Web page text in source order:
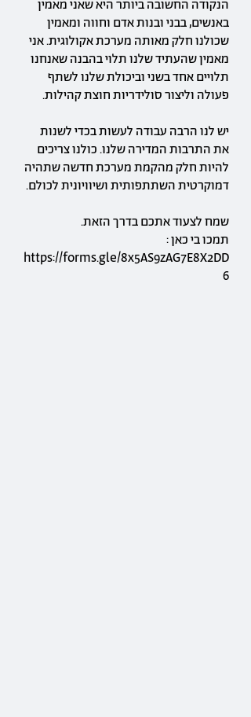
הנקודה החשובה ביותר היא שאני מאמין
באנשים, בבני ובנות אדם וחווה ומאמין
שכולנו חלק מאותה מערכת אקולוגית. אני
מאמין שהעתיד שלנו תלוי בהבנה שאנחנו
תלויים אחד בשני וביכולת שלנו לשתף
פעולה וליצור סולידריות חוצת קהילות.
יש לנו הרבה עבודה לעשות בכדי לשנות
את התרבות המדירה שלנו. כולנו צריכים
להיות חלק מהקמת מערכת חדשה שתהיה
דמוקרטית השתתפותית ושיוויונית לכולם.
שמח לצעוד אתכם בדרך הזאת.
תמכו בי כאן :
https://forms.gle/8x5AS9zAG7E8X2DD
6